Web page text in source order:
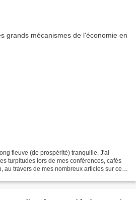
fleuve (de prospérité) tranquille. J'ai
turpitudes lors de mes conférences, cafés
au travers de mes nombreux articles sur ce